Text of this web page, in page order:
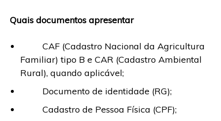
Quais documentos apresentar
CAF (Cadastro Nacional da Agricultura
Familiar) tipo B e CAR (Cadastro Ambiental
Rural), quando aplicável;
Documento de identidade (RG);
Cadastro de Pessoa Física (CPF);